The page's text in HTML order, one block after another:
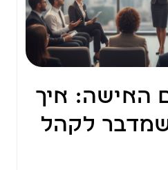
האישה: איך
שמדבר לקהל